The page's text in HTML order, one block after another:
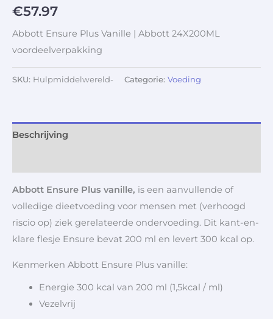
€57.97
Abbott Ensure Plus Vanille | Abbott 24X200ML
voordeelverpakking
SKU: Hulpmiddelwereld- Categorie: Voeding
Beschrijving
Abbott Ensure Plus vanille, is een aanvullende of
volledige dieetvoeding voor mensen met (verhoogd
riscio op) ziek gerelateerde ondervoeding. Dit kant-en-
klare flesje Ensure bevat 200 ml en levert 300 kcal op.
Kenmerken Abbott Ensure Plus vanille:
Energie 300 kcal van 200 ml (1,5kcal / ml)
Vezelvrij